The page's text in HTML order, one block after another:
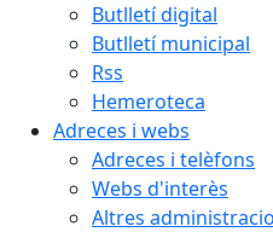
Butlletí digital
Butlletí municipal
Rss
Hemeroteca
Adreces i webs
Adreces i telèfons
Webs d'interès
Altres